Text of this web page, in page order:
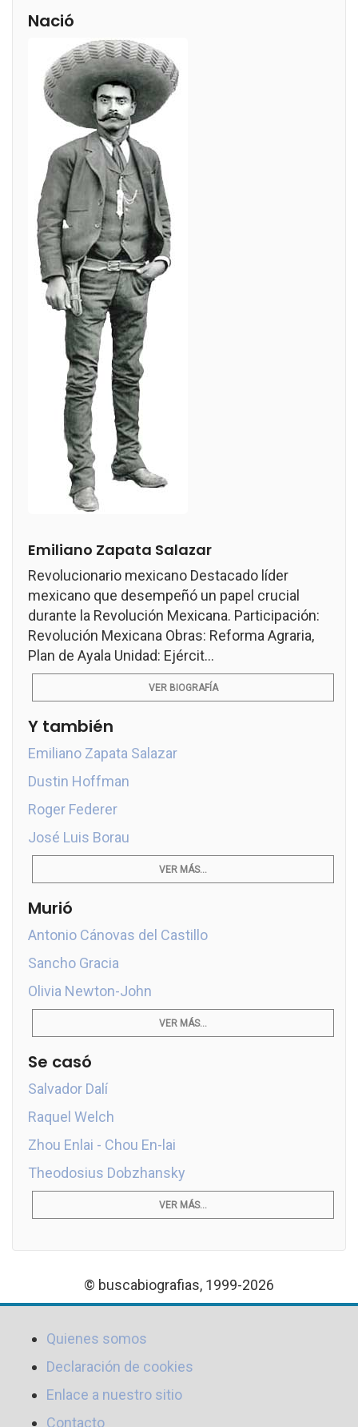
Nació
Emiliano Zapata Salazar
Revolucionario mexicano Destacado líder
mexicano que desempeñó un papel crucial
durante la Revolución Mexicana. Participación:
Revolución Mexicana Obras: Reforma Agraria,
Plan de Ayala Unidad: Ejércit...
VER BIOGRAFÍA
Y también
Emiliano Zapata Salazar
Dustin Hoffman
Roger Federer
José Luis Borau
VER MÁS...
Murió
Antonio Cánovas del Castillo
Sancho Gracia
Olivia Newton-John
VER MÁS...
Se casó
Salvador Dalí
Raquel Welch
Zhou Enlai - Chou En-lai
Theodosius Dobzhansky
VER MÁS...
© buscabiografias, 1999-2026
Quienes somos
Declaración de cookies
Enlace a nuestro sitio
Contacto